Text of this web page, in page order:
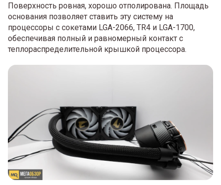
Поверхность ровная, хорошо отполирована. Площадь
основания позволяет ставить эту систему на
процессоры с сокетами LGA-2066, TR4 и LGA-1700,
обеспечивая полный и равномерный контакт с
теплораспределительной крышкой процессора.